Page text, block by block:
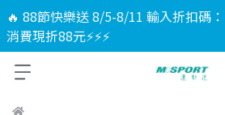
🔥 88節快樂送 8/5-8/11 輸入折扣碼
消費現折88元⚡⚡⚡